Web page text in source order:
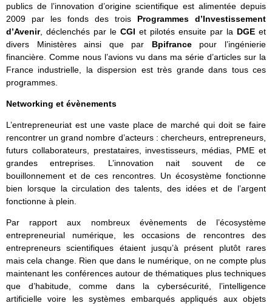
publics de l’innovation d’origine scientifique est alimentée depuis
2009 par les fonds des trois Programmes d’Investissement
d’Avenir, déclenchés par le CGI et pilotés ensuite par la DGE et
divers Ministères ainsi que par Bpifrancepour l’ingénierie
financière. Comme nous l’avions vu dans ma série d’articles sur la
France industrielle, la dispersion est très grande dans tous ces
programmes.
Networking et évènements
L’entrepreneuriat est une vaste place de marché qui doit se faire
rencontrer un grand nombre d’acteurs : chercheurs, entrepreneurs,
futurs collaborateurs, prestataires, investisseurs, médias, PME et
grandes entreprises. L’innovation nait souvent de ce
bouillonnement et de ces rencontres. Un écosystème fonctionne
bien lorsque la circulation des talents, des idées et de l’argent
fonctionne à plein.
Par rapport aux nombreux évènements de l’écosystème
entrepreneurial numérique, les occasions de rencontres des
entrepreneurs scientifiques étaient jusqu’à présent plutôt rares
mais cela change. Rien que dans le numérique, on ne compte plus
maintenant les conférences autour de thématiques plus techniques
que d’habitude, comme dans la cybersécurité, l’intelligence
artificielle voire les systèmes embarqués appliqués aux objets